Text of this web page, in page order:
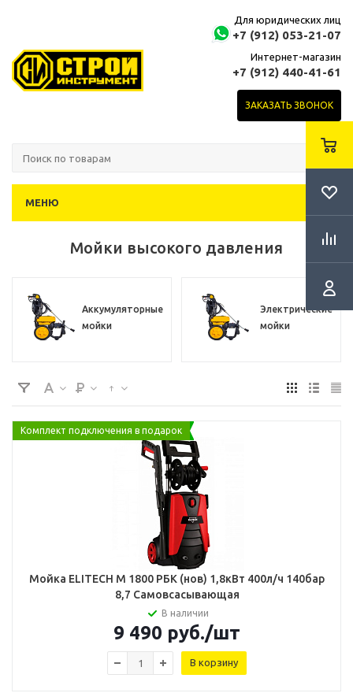
Для юридических лиц
+7 (912) 053-21-07
Интернет-магазин
+7 (912) 440-41-61
ЗАКАЗАТЬ ЗВОНОК
МЕНЮ
Мойки высокого давления
Аккумуляторные
мойки
Электрические
мойки
Комплект подключения в подарок
Мойка ELITECH М 1800 РБК (нов) 1,8кВт 400л/ч 140бар
8,7 Самовсасывающая
В наличии
9 490 руб./шт
В корзину